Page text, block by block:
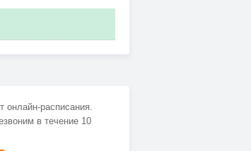
онлайн-расписания.
в течение 10